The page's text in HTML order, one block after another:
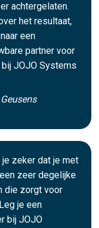
achtergelaten.
het resultaat,
een
partner voor
JOJO Systems
zeker dat je met
zeer degelijke
die zorgt voor
je een
bij JOJO